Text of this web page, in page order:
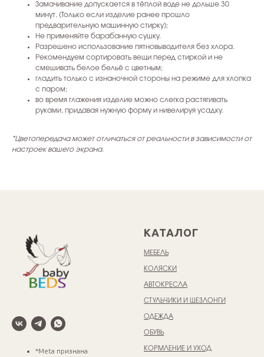
Замачивание допускается в тёплой воде не дольше 30
минут. (Только если изделие ранее прошло
предварительную машинную стирку);
Не применяйте барабанную сушку.
Разрешено использование пятновыводителя без хлора.
Рекомендуем сортировать вещи перед стиркой и не
смешивать белое бельё с цветным;
гладить только с изнаночной стороны на режиме для хлопка
с паром;
во время глажения изделие можно слегка растягивать
руками, придавая нужную форму и нивелируя усадку.
*Цветопередача может отличаться от реальности в зависимости от
настроек вашего экрана.
*Meta признана
КАТАЛОГ
МЕБЕЛЬ
КОЛЯСКИ
АВТОКРЕСЛА
СТУЛЬЧИКИ И ШЕЗЛОНГИ
ОДЕЖДА
ОБУВЬ
КОРМЛЕНИЕ И УХОД